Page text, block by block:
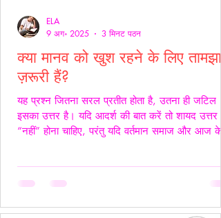
क्या मानव को खुश रहने के लिए तामझाम
ज़रूरी हैं?
यह प्रश्न जितना सरल प्रतीत होता है, उतना ही जटिल
इसका उत्तर है। यदि आदर्श की बात करें तो शायद उत्तर
“नहीं” होना चाहिए, परंतु यदि वर्तमान समाज और आज के
98% समस्याओं का केंद्र बिंदु पैसा बन चुका है। चाहे वह
सम्मान हो, सुरक्षा हो, शिक्षा हो या स्वास्थ्य हर समस्या का
ELA
9 अग॰ 2025
3 मिनट पठन